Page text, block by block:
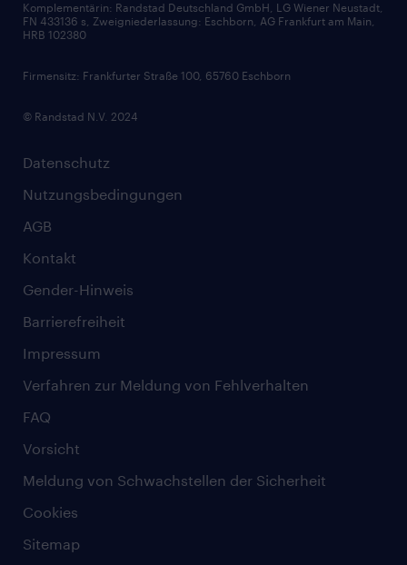
Soft Skills
Skills
Datenschutz
Nutzungsbedingungen
AGB
Kontakt
Gender-Hinweis
Barrierefreiheit
Impressum
Verfahren zur Meldung von Fehlverhalten
FAQ
Vorsicht
Meldung von Schwachstellen der Sicherheit
Cookies
Sitemap
Komplementärin: Randstad Deutschland GmbH, LG Wiener Neustadt,
FN 433136 s, Zweigniederlassung: Eschborn, AG Frankfurt am Main,
HRB 102380
Firmensitz: Frankfurter Straße 100, 65760 Eschborn
© Randstad N.V. 2024